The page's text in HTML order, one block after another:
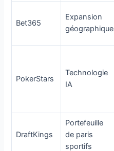
Bet365
Expansion
géographique
PokerStars
Technologie
IA
DraftKings
Portefeuille
de paris
sportifs